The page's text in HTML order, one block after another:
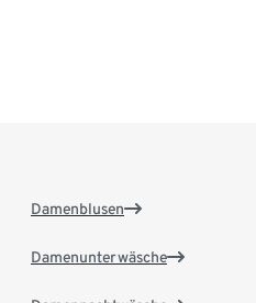
Damenblusen
Damenunterwäsche